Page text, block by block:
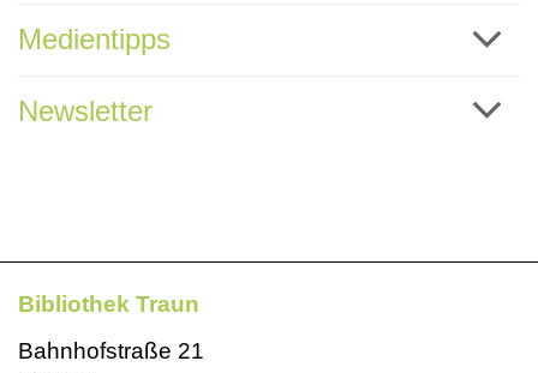
Medientipps
Newsletter
Bibliothek Traun
Bahnhofstraße 21